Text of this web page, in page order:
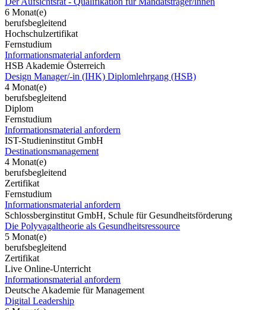
6 Monat(e)
berufsbegleitend
Hochschulzertifikat
Fernstudium
Informationsmaterial anfordern
HSB Akademie Österreich
Design Manager/-in (IHK) Diplomlehrgang (HSB)
4 Monat(e)
berufsbegleitend
Diplom
Fernstudium
Informationsmaterial anfordern
IST-Studieninstitut GmbH
Destinationsmanagement
4 Monat(e)
berufsbegleitend
Zertifikat
Fernstudium
Informationsmaterial anfordern
Schlossberginstitut GmbH, Schule für Gesundheitsförderung
Die Polyvagaltheorie als Gesundheitsressource
5 Monat(e)
berufsbegleitend
Zertifikat
Live Online-Unterricht
Informationsmaterial anfordern
Deutsche Akademie für Management
Digital Leadership